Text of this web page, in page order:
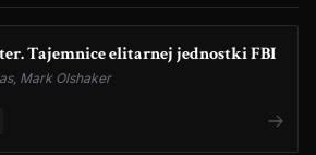
Tajemnice elitarnej jednostki FBI
Mark Olshaker